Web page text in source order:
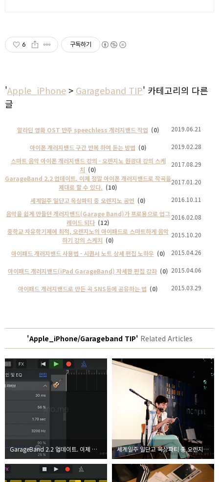
6 구독하기
'Apple_iPhone > Garageband TIP' 카테고리의 다른
글
알라딘 영화 OST 반주 speechless 개러지밴드 작업 (0) 2019.06.21
아이폰 개러지밴드 구간 반복 하여 듣는 방법 (0)
2019.02.28
스마트 음악 아이폰 개러지밴드 강의 - 오렌지노 원광대 강의 스케
치 (0)
2017.08.29
GarageBand 2.2 업데이트. 이제 정말 아이폰 개러지밴드로 작곡을
제대로 할 수 있다. (10)
2017.01.20
세계일주 일단고 옥상파티 중 오렌지노 공연 (0)
2016.10.11
음악을 쉽게 만들던 개러지밴드(Garage Band)가 프로용으로 업그
레이드 되다 (12)
2016.02.08
중학교 자유학기제에 최적, 오렌지노의 아이패드로 스마트하게 음악
하기 강의 스케치 (0)
2015.10.20
아이패드 개러지밴드 사용법 - 시퀀서 노트 상세 편집 노하우 (0) 2015.04.26
아이패드 개러지밴드(iPad GarageBand) 자세한 편집 강좌 (0) 2015.04.06
아이패드 개러지밴드로 만든 곡 SNS등에 공유하는 법 (0) 2015.03.29
'Apple_iPhone/Garageband TIP' Related Articles
GarageBand 2.2 업데이트. 이제 정말 아이폰 개러지밴드로 작곡을 제대로 할 수 있다. 세계일주 일단고 옥상파티 중 오렌지노 공연